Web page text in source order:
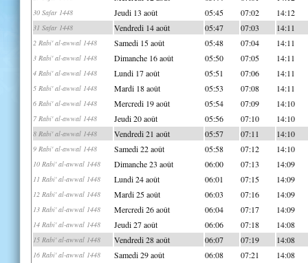
30 Safar 1448 Jeudi 13 août 05:45 07:02 14:12
31 Safar 1448 Vendredi 14 août 05:47 07:03 14:11
2 Rabi' al-awwal 1448 Samedi 15 août 05:48 07:04 14:11
3 Rabi' al-awwal 1448 Dimanche 16 août 05:50 07:05 14:11
4 Rabi' al-awwal 1448 Lundi 17 août 05:51 07:06 14:11
5 Rabi' al-awwal 1448 Mardi 18 août 05:53 07:08 14:11
6 Rabi' al-awwal 1448 Mercredi 19 août 05:54 07:09 14:10
7 Rabi' al-awwal 1448 Jeudi 20 août 05:56 07:10 14:10
8 Rabi' al-awwal 1448 Vendredi 21 août 05:57 07:11 14:10
9 Rabi' al-awwal 1448 Samedi 22 août 05:58 07:12 14:10
10 Rabi' al-awwal 1448 Dimanche 23 août 06:00 07:13 14:09
11 Rabi' al-awwal 1448 Lundi 24 août 06:01 07:15 14:09
12 Rabi' al-awwal 1448 Mardi 25 août 06:03 07:16 14:09
13 Rabi' al-awwal 1448 Mercredi 26 août 06:04 07:17 14:09
14 Rabi' al-awwal 1448 Jeudi 27 août 06:06 07:18 14:08
15 Rabi' al-awwal 1448 Vendredi 28 août 06:07 07:19 14:08
16 Rabi' al-awwal 1448 Samedi 29 août 06:08 07:21 14:08